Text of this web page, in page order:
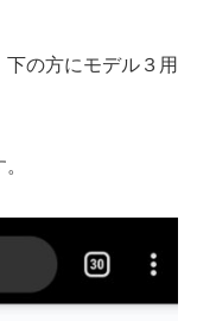
の方にモデル３用